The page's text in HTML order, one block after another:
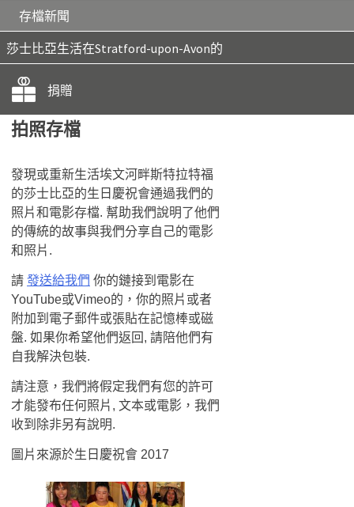
存檔新聞
莎士比亞生活在Stratford-upon-Avon的
捐贈
拍照存檔
發現或重新生活埃文河畔斯特拉特福
的莎士比亞的生日慶祝會通過我們的
照片和電影存檔. 幫助我們說明了他們
的傳統的故事與​​我們分享自己的電影
和照片.
請 發送給我們 你的鏈接到電影在
YouTube或Vimeo的，你的照片或者
附加到電子郵件或張貼在記憶棒或磁
盤. 如果你希望他們返回, 請陪他們有
自我解決包裝.
請注意，我們將假定我們有您的許可
才能發布任何照片, 文本或電影，我們
收到除非另有說明.
圖片來源於生日慶祝會 2017